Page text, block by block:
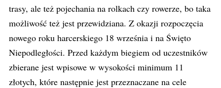
trasy, ale też pojechania na rolkach czy rowerze, bo taka
możliwość też jest przewidziana. Z okazji rozpoczęcia
nowego roku harcerskiego 18 września i na Święto
Niepodległości. Przed każdym biegiem od uczestników
zbierane jest wpisowe w wysokości minimum 11
złotych, które następnie jest przeznaczane na cele